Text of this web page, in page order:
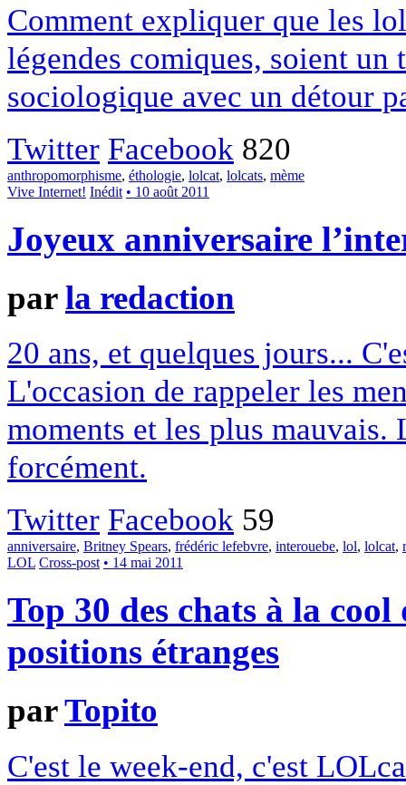
Comment expliquer que les
légendes comiques, soient un
sociologique avec un détour
Twitter Facebook 820
anthropomorphisme, éthologie, lolcat, lolcats, mème
Vive Internet! Inédit • 10 août 2011
Joyeux anniversaire
parla redaction
20 ans, et quelques jours...
L'occasion de rappeler les
moments et les plus mauvais.
forcément.
Twitter Facebook 59
anniversaire, Britney Spears, frédéric lefebvre, interouebe, lol, lolcat,
LOL Cross-post • 14 mai 2011
Top 30 des chats à la
positions étranges
parTopito
C'est le week-end, c'est